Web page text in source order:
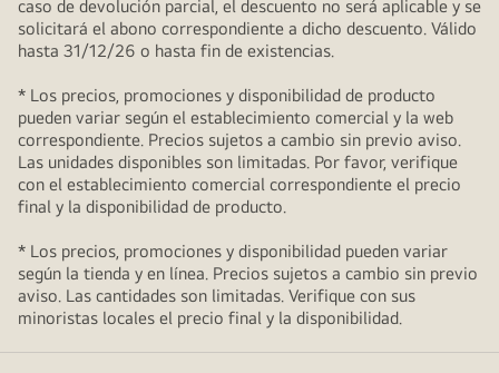
caso de devolución parcial, el descuento no será aplicable y se
solicitará el abono correspondiente a dicho descuento. Válido
hasta 31/12/26 o hasta fin de existencias.
* Los precios, promociones y disponibilidad de producto
pueden variar según el establecimiento comercial y la web
correspondiente. Precios sujetos a cambio sin previo aviso.
Las unidades disponibles son limitadas. Por favor, verifique
con el establecimiento comercial correspondiente el precio
final y la disponibilidad de producto.
* Los precios, promociones y disponibilidad pueden variar
según la tienda y en línea. Precios sujetos a cambio sin previo
aviso. Las cantidades son limitadas. Verifique con sus
minoristas locales el precio final y la disponibilidad.